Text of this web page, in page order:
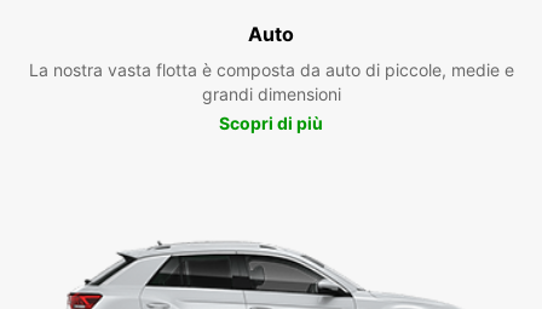
Auto
La nostra vasta flotta è composta da auto di piccole, medie e
grandi dimensioni
Scopri di più